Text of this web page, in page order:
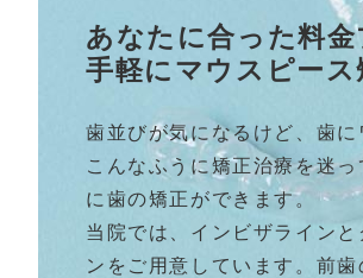
あなたに合った料
手軽にマウスピー
歯並びが気になるけど、歯
こんなふうに矯正治療を迷
に歯の矯正ができます。
当院では、インビザライン
ンをご用意しています。前